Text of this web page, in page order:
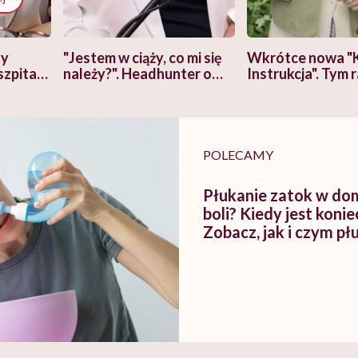
"Jestem w ciąży, co mi się
należy?". Headhunter o
Wkrótce nowa
Instrukcja". Tym
POLECAMY
Płukanie zatok w
boli? Kiedy jest
Zobacz, jak i czym